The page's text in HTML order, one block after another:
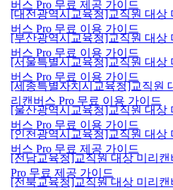
버스 Pro 무료 제공 가이드
[대전광역시교육청]교직원 대상
버스 Pro 무료 이용 가이드
[부산광역시교육청]교직원 대상
버스 Pro 무료 이용 가이드
[서울특별시교육청]교직원 대상
버스 Pro 무료 이용 가이드
[세종특별자치시교육청]교직원
리캔버스 Pro 무료 이용 가이드
[울산광역시교육청]교직원 대상
버스 Pro 무료 이용 가이드
[인천광역시교육청]교직원 대상
버스 Pro 무료 제공 가이드
[전남교육청]교직원 대상 미리캔
Pro 무료 제공 가이드
[전북교육청]교직원 대상 미리캔